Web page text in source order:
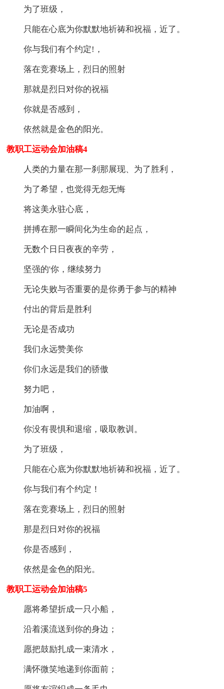
为了班级，
只能在心底为你默默地祈祷和祝福，近了。
你与我们有个约定!，
落在竞赛场上，烈日的照射
那就是烈日对你的祝福
你就是否感到，
依然就是金色的阳光。
教职工运动会加油稿4
人类的力量在那一刹那展现、为了胜利，
为了希望，也觉得无怨无悔
将这美永驻心底，
拼搏在那一瞬间化为生命的起点，
无数个日日夜夜的辛劳，
坚强的'你，继续努力
无论失败与否重要的是你勇于参与的精神
付出的背后是胜利
无论是否成功
我们永远赞美你
你们永远是我们的骄傲
努力吧，
加油啊，
你没有畏惧和退缩，吸取教训。
为了班级，
只能在心底为你默默地祈祷和祝福，近了。
你与我们有个约定！
落在竞赛场上，烈日的照射
那是烈日对你的祝福
你是否感到，
依然是金色的阳光。
教职工运动会加油稿5
愿将希望折成一只小船，
沿着溪流送到你的身边；
愿把鼓励扎成一束清水，
满怀微笑地递到你面前；